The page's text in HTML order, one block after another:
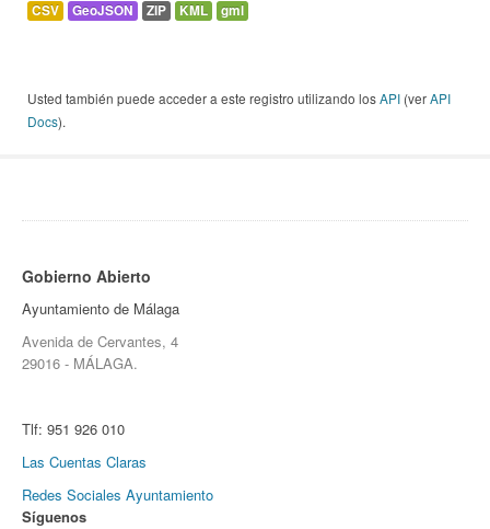
CSV GeoJSON ZIP KML gml
Usted también puede acceder a este registro utilizando losAPI (verAPI
Docs).
Gobierno Abierto
Ayuntamiento de Málaga
Avenida de Cervantes, 4
29016 - MÁLAGA.
Tlf: 951 926 010
Las Cuentas Claras
Redes Sociales Ayuntamiento
Síguenos